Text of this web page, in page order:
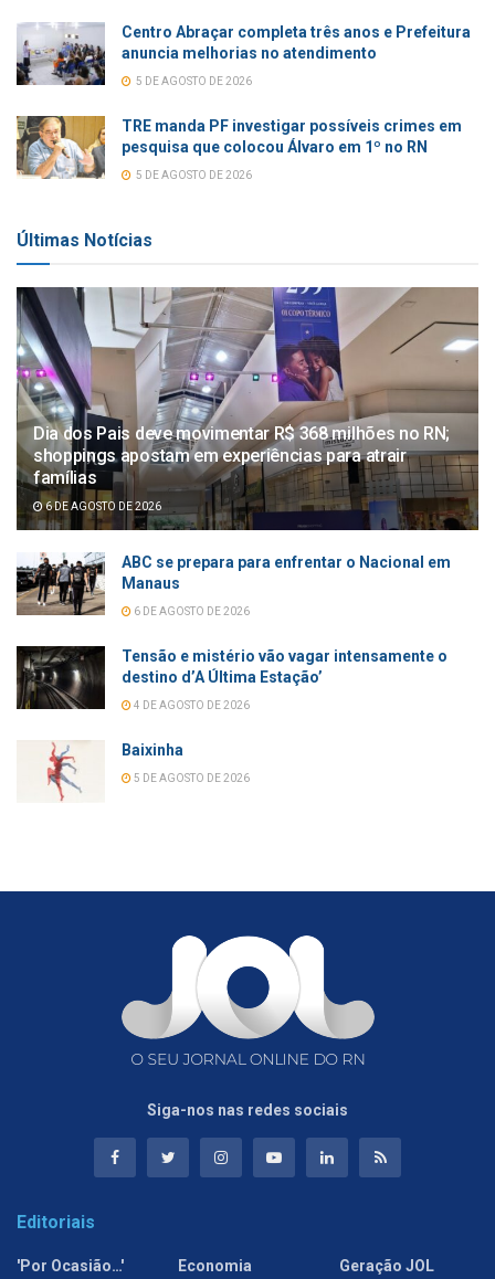
Centro Abraçar completa três anos e Prefeitura
anuncia melhorias no atendimento
5 DE AGOSTO DE 2026
TRE manda PF investigar possíveis crimes em
pesquisa que colocou Álvaro em 1º no RN
5 DE AGOSTO DE 2026
Últimas Notícias
Dia dos Pais deve movimentar R$ 368 milhões no RN;
shoppings apostam em experiências para atrair
famílias
6 DE AGOSTO DE 2026
ABC se prepara para enfrentar o Nacional em
Manaus
6 DE AGOSTO DE 2026
Tensão e mistério vão vagar intensamente o
destino d’A Última Estação’
4 DE AGOSTO DE 2026
Baixinha
5 DE AGOSTO DE 2026
Siga-nos nas redes sociais
Editoriais
'Por Ocasião…'
Economia
Geração JOL